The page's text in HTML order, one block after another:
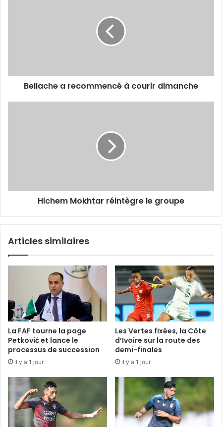
Bellache a recommencé à courir dimanche
Hichem Mokhtar réintègre le groupe
Articles similaires
La FAF tourne la page
Petković et lance le
processus de succession
il y a 1 jour
Les Vertes fixées, la Côte
d’Ivoire sur la route des
demi-finales
il y a 1 jour